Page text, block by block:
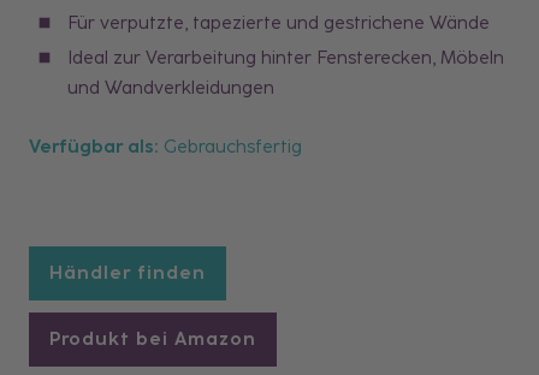
Für verputzte, tapezierte und gestrichene Wände
Ideal zur Verarbeitung hinter Fensterecken, Möbeln
und Wandverkleidungen
Verfügbar als: Gebrauchsfertig
Händler finden
Produkt bei Amazon